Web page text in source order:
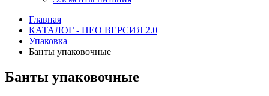
Главная
КАТАЛОГ - НЕО ВЕРСИЯ 2.0
Упаковка
Банты упаковочные
Банты упаковочные